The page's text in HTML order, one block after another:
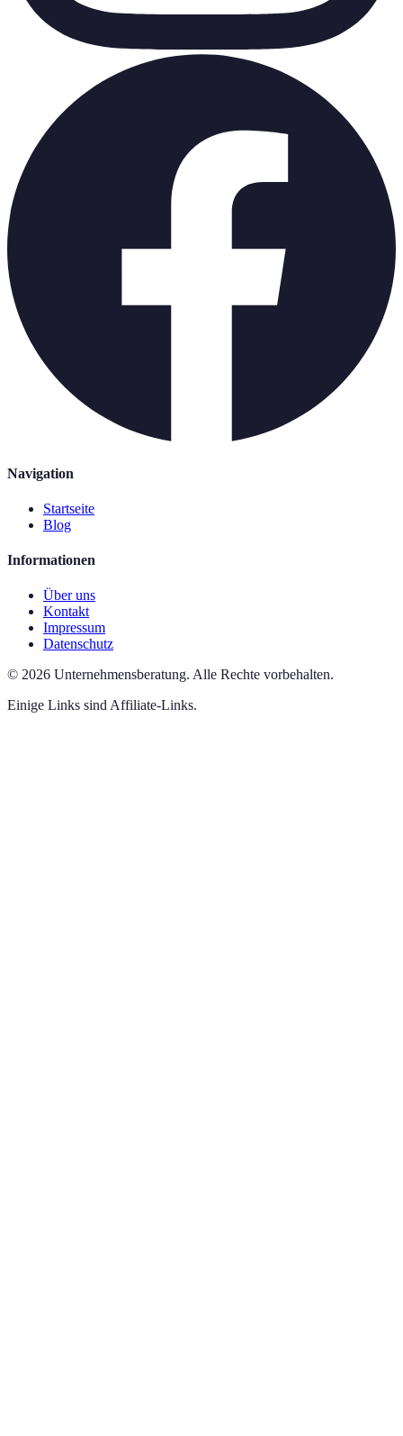
Navigation
Startseite
Blog
Informationen
Über uns
Kontakt
Impressum
Datenschutz
© 2026 Unternehmensberatung. Alle Rechte vorbehalten.
Einige Links sind Affiliate-Links.